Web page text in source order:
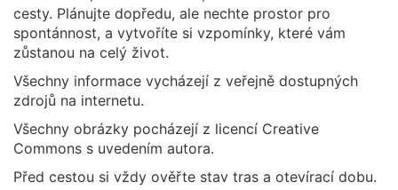
cesty. Plánujte dopředu, ale nechte prostor pro
spontánnost, a vytvoříte si vzpomínky, které vám
zůstanou na celý život.
Všechny informace vycházejí z veřejně dostupných
zdrojů na internetu.
Všechny obrázky pocházejí z licencí Creative
Commons s uvedením autora.
Před cestou si vždy ověřte stav tras a otevírací dobu.